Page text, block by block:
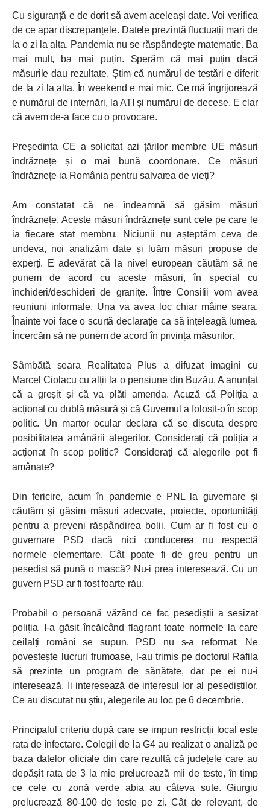
Cu siguranță e de dorit să avem aceleași date. Voi verifica
de ce apar discrepanțele. Datele prezintă fluctuații mari de
la o zi la alta. Pandemia nu se răspândește matematic. Ba
mai mult, ba mai puțin. Sperăm că mai puțin dacă
măsurile dau rezultate. Știm că numărul de testări e diferit
de la zi la alta. În weekend e mai mic. Ce mă îngrijorează
e numărul de internări, la ATI și numărul de decese. E clar
că avem de-a face cu o provocare.
Președinta CE a solicitat azi țărilor membre UE măsuri
îndrăznețe și o mai bună coordonare. Ce măsuri
îndrăznețe ia România pentru salvarea de vieți?
Am constatat că ne îndeamnă să găsim măsuri
îndrăznețe. Aceste măsuri îndrăznețe sunt cele pe care le
ia fiecare stat membru. Niciunii nu așteptăm ceva de
undeva, noi analizăm date și luăm măsuri propuse de
experți. E adevărat că la nivel european căutăm să ne
punem de acord cu aceste măsuri, în special cu
închideri/deschideri de granițe. Între Consilii vom avea
reuniuni informale. Una va avea loc chiar mâine seara.
Înainte voi face o scurtă declarație ca să înțeleagă lumea.
Încercăm să ne punem de acord în privința măsurilor.
Sâmbătă seara Realitatea Plus a difuzat imagini cu
Marcel Ciolacu cu alții la o pensiune din Buzău. A anunțat
că a greșit și că va plăti amenda. Acuză că Poliția a
acționat cu dublă măsură și că Guvernul a folosit-o în scop
politic. Un martor ocular declara că se discuta despre
posibilitatea amânării alegerilor. Considerați că poliția a
acționat în scop politic? Considerați că alegerile pot fi
amânate?
Din fericire, acum în pandemie e PNL la guvernare și
căutăm și găsim măsuri adecvate, proiecte, oportunități
pentru a preveni răspândirea bolii. Cum ar fi fost cu o
guvernare PSD dacă nici conducerea nu respectă
normele elementare. Cât poate fi de greu pentru un
pesedist să pună o mască? Nu-i prea interesează. Cu un
guvern PSD ar fi fost foarte rău.
Probabil o persoană văzând ce fac pesediștii a sesizat
poliția. I-a găsit încălcând flagrant toate normele la care
ceilalți români se supun. PSD nu s-a reformat. Ne
povestește lucruri frumoase, l-au trimis pe doctorul Rafila
să prezinte un program de sănătate, dar pe ei nu-i
interesează. Ii interesează de interesul lor al pesediștilor.
Ce au discutat nu știu, alegerile au loc pe 6 decembrie.
Principalul criteriu după care se impun restricții local este
rata de infectare. Colegii de la G4 au realizat o analiză pe
baza datelor oficiale din care rezultă că județele care au
depășit rata de 3 la mie prelucrează mii de teste, în timp
ce cele cu zonă verde abia au câteva sute. Giurgiu
prelucrează 80-100 de teste pe zi. Cât de relevant, de